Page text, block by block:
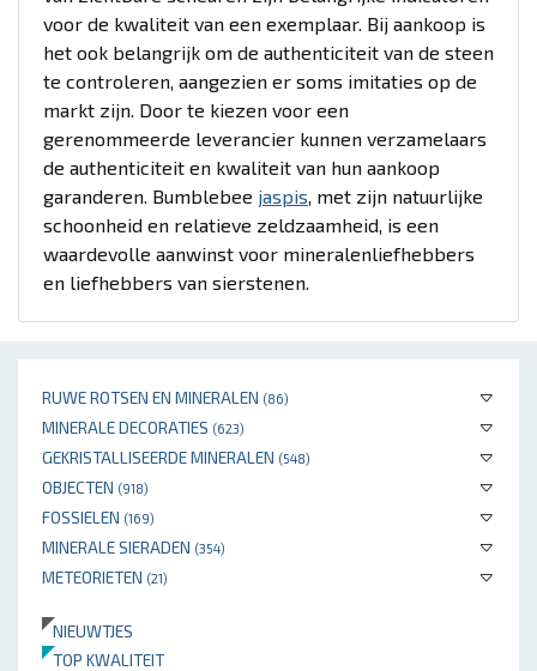
RUWE ROTSEN EN MINERALEN (86)
MINERALE DECORATIES (623)
GEKRISTALLISEERDE MINERALEN (548)
OBJECTEN (918)
FOSSIELEN (169)
MINERALE SIERADEN (354)
METEORIETEN (21)
NIEUWTJES
TOP KWALITEIT
voor de kwaliteit van een exemplaar. Bij aankoop is
het ook belangrijk om de authenticiteit van de steen
te controleren, aangezien er soms imitaties op de
markt zijn. Door te kiezen voor een
gerenommeerde leverancier kunnen verzamelaars
de authenticiteit en kwaliteit van hun aankoop
garanderen. Bumblebee jaspis, met zijn natuurlijke
schoonheid en relatieve zeldzaamheid, is een
waardevolle aanwinst voor mineralenliefhebbers
en liefhebbers van sierstenen.